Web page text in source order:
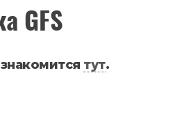
GFS
тут.